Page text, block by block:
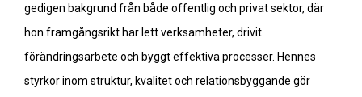
gedigen bakgrund från både offentlig och privat sektor, där
hon framgångsrikt har lett verksamheter, drivit
förändringsarbete och byggt effektiva processer. Hennes
styrkor inom struktur, kvalitet och relationsbyggande gör